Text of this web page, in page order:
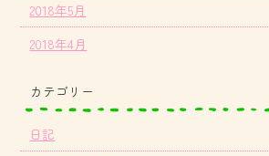
2018年5月
2018年4月
カテゴリー
日記